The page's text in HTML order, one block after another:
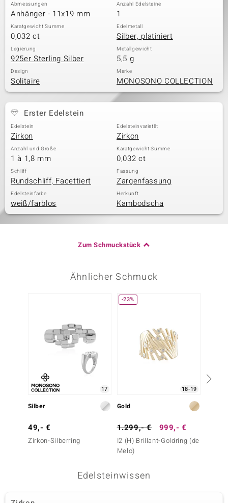
Abmessungen
Anhänger - 11x19 mm
Anzahl Edelsteine
1
Karatgewicht Summe
0,032 ct
Edelmetall
Silber, platiniert
Legierung
925er Sterling Silber
Metallgewicht
5,5 g
Design
Solitaire
Marke
MONOSONO COLLECTION
Erster Edelstein
Edelstein
Zirkon
Edelsteinvarietät
Zirkon
Anzahl und Größe
1 à 1,8 mm
Karatgewicht Summe
0,032 ct
Schliff
Rundschliff, Facettiert
Fassung
Zargenfassung
Edelsteinfarbe
weiß/farblos
Herkunft
Kambodscha
Zum Schmuckstück
Ähnlicher Schmuck
17
Silber
49,- €
Zirkon-Silberring
-23%
18-19
Gold
1.299,- € 999,- €
I2 (H) Brillant-Goldring (de
Melo)
Edelsteinwissen